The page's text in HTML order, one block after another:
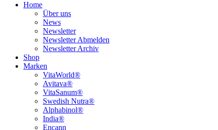
Home
Über uns
News
Newsletter
Newsletter Abmelden
Newsletter Archiv
Shop
Marken
VitaWorld®
Avitava®
VitaSanum®
Swedish Nutra®
Alphabinol®
India®
Encann